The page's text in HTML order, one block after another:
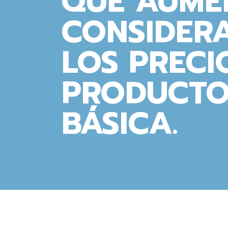
LOS
BÁSICA.